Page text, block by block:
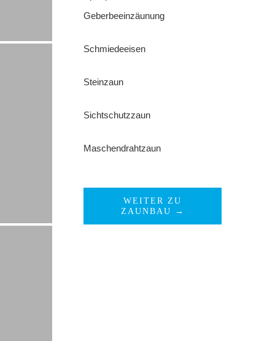
Geberbeeinzäunung
Schmiedeeisen
Steinzaun
Sichtschutzzaun
Maschendrahtzaun
WEITER ZU
ZAUNBAU →